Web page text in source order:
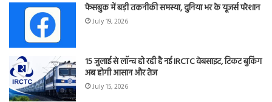
फेसबुक में बड़ी तकनीकी समस्या, दुनिया भर के यूजर्स परेशान
July 19, 2026
15 जुलाई से लॉन्च हो रही है नई IRCTC वेबसाइट, टिकट बुकिंग
अब होगी आसान और तेज
July 15, 2026